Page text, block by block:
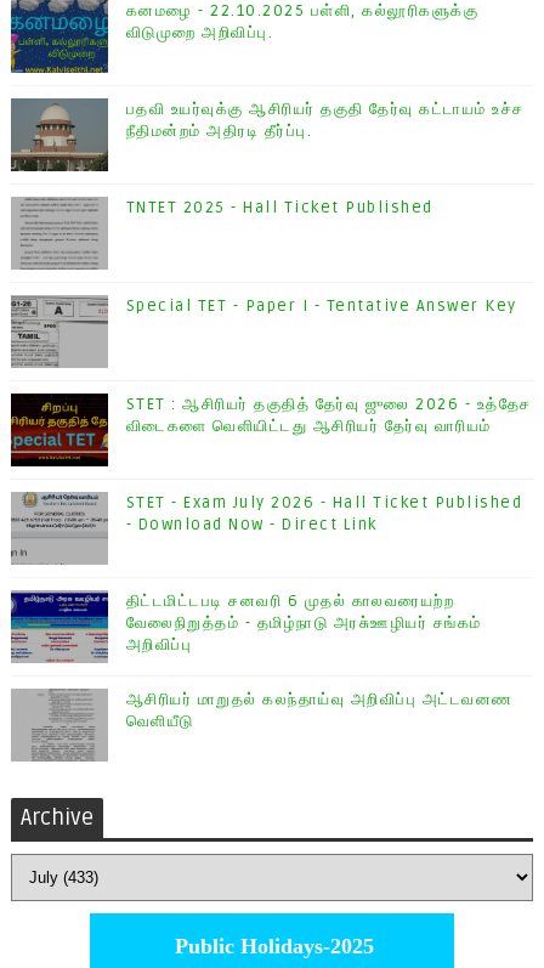
கனமழை - 22.10.2025 பள்ளி, கல்லூரிகளுக்கு
விடுமுறை அறிவிப்பு.
பதவி உயர்வுக்கு ஆசிரியர் தகுதி தேர்வு கட்டாயம் உச்ச
நீதிமன்றம் அதிரடி தீர்ப்பு.
TNTET 2025 - Hall Ticket Published
Special TET - Paper I - Tentative Answer Key
STET : ஆசிரியர் தகுதித் தேர்வு ஜுலை 2026 - உத்தேச
விடைகளை வெளியிட்டது ஆசிரியர் தேர்வு வாரியம்
STET - Exam July 2026 - Hall Ticket Published
- Download Now - Direct Link
திட்டமிட்டபடி சனவரி 6 முதல் காலவரையற்ற
வேலைநிறுத்தம் - தமிழ்நாடு அரசு்ஊழியர் சங்கம்
அறிவிப்பு
ஆசிரியர் மாறுதல் கலந்தாய்வு அறிவிப்பு அட்டவனண
வெளியீடு
Archive
Public Holidays-2025